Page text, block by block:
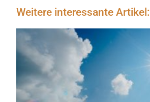
Weitere interessante Artikel: